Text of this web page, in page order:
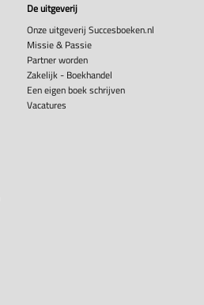
De uitgeverij
Onze uitgeverij Succesboeken.nl
Missie & Passie
Partner worden
Zakelijk - Boekhandel
Een eigen boek schrijven
Vacatures